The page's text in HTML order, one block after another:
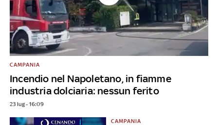
Incendio nel Napoletano, in fiamme
industria dolciaria: nessun ferito
CAMPANIA
23 lug - 16:09
CAMPANIA